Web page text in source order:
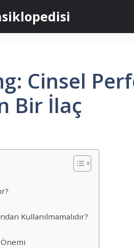
Cinsel
Bir İlaç
Kullanılmamalıdır?
Önemi